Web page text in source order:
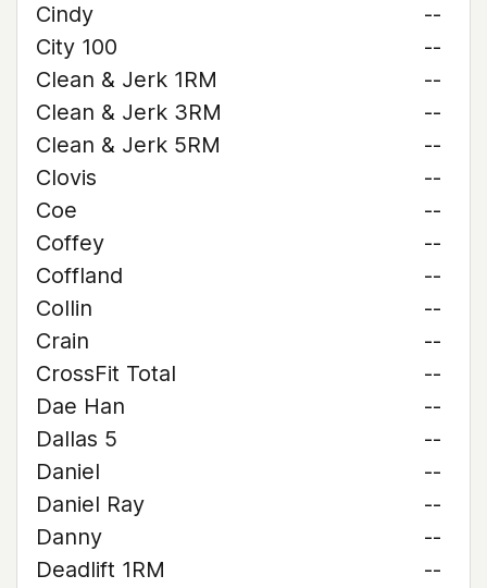
Cindy
--
City 100
--
Clean & Jerk 1RM
--
Clean & Jerk 3RM
--
Clean & Jerk 5RM
--
Clovis
--
Coe
--
Coffey
--
Coffland
--
Collin
--
Crain
--
CrossFit Total
--
Dae Han
--
Dallas 5
--
Daniel
--
Daniel Ray
--
Danny
--
Deadlift 1RM
--